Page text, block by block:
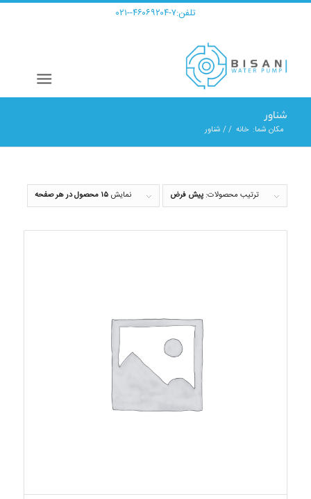
تلفن:۷-۴۶۰۶۹۲۰۴--۰۲۱
شناور
مکان شما: خانه /
/ شناور
ترتیب محصولات: پیش فرض نمایش ۱۵ محصول در هر صفحه